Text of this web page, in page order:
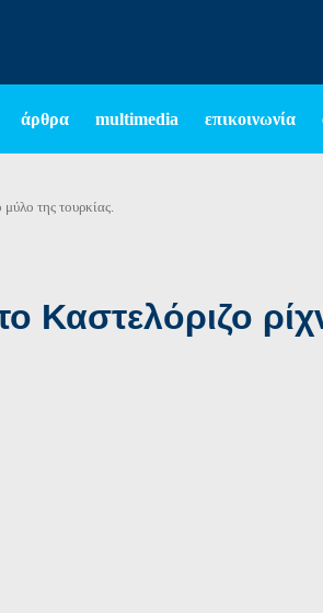
άρθρα multimedia επικοινωνία
μύλο της τουρκίας.
Καστελόριζο